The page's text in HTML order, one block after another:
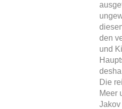
den
und
Die
Meer